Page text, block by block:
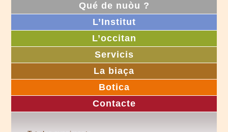
Qué de nuòu ?
L’Institut
L’occitan
Servicis
La biaça
Botica
Contacte